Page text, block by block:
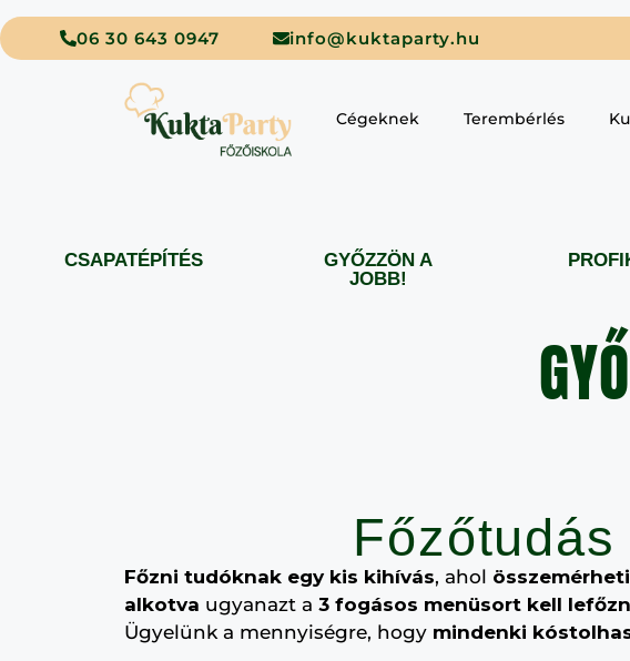
06 30 643 0947 info@kuktaparty.hu
Cégeknek Terembérlés
CSAPATÉPÍTÉS
GYŐZZÖN A
JOBB!
Főzni tudóknak egy kis kihívás, ahol
alkotva ugyanazt a 3 fogásos menüsort kell
Ügyelünk a mennyiségre, hogy mindenki